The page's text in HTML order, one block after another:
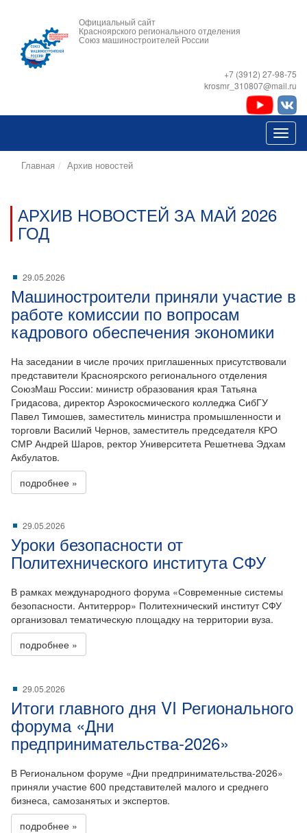
Официальный сайт
Красноярского регионального отделения
Союз машиностроителей России
+7 (3912) 27-98-75
krosmr_310807@mail.ru
Главная Архив новостей
АРХИВ НОВОСТЕЙ ЗА МАЙ 2026
ГОД
29.05.2026
Машиностроители приняли участие в
работе комиссии по вопросам
кадрового обеспечения экономики
На заседании в числе прочих приглашенных присутствовали
представители Красноярского регионального отделения
СоюзМаш России: министр образования края Татьяна
Гридасова, директор Аэрокосмического колледжа СибГУ
Павел Тимошев, заместитель министра промышленности и
торговли Василий Чернов, заместитель председателя КРО
СМР Андрей Шаров, ректор Университета Решетнева Эдхам
Акбулатов.
подробнее »
29.05.2026
Уроки безопасности от
Политехнического института СФУ
В рамках международного форума «Современные системы
безопасности. Антитеррор» Политехнический институт СФУ
организовал тематическую площадку на территории вуза.
подробнее »
29.05.2026
Итоги главного дня VI Регионального
форума «Дни
предпринимательства-2026»
В Региональном форуме «Дни предпринимательства-2026»
приняли участие 600 представителей малого и среднего
бизнеса, самозанятых и экспертов.
подробнее »